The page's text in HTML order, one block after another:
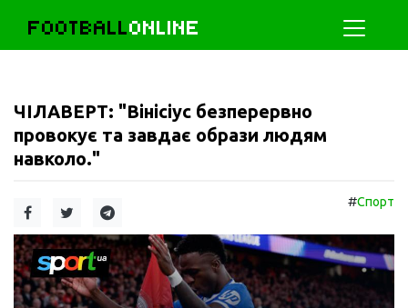
FOOTBALLONLINE
ЧІЛАВЕРТ: "Вінісіус безперервно
провокує та завдає образи людям
навколо."
#Спорт